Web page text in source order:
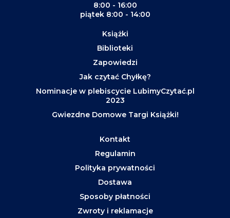
8:00 - 16:00
piątek 8:00 - 14:00
Książki
Biblioteki
Zapowiedzi
Jak czytać Chyłkę?
Nominacje w plebiscycie LubimyCzytać.pl
2023
Gwiezdne Domowe Targi Książki!
Kontakt
Regulamin
Polityka prywatności
Dostawa
Sposoby płatności
Zwroty i reklamacje